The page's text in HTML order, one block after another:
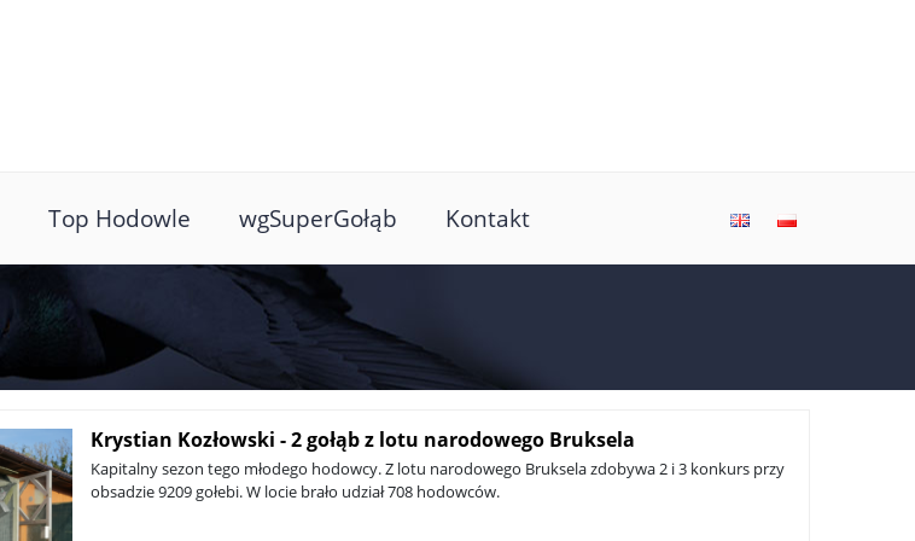
Top Hodowle wgSuperGołąb Kontakt
Krystian Kozłowski - 2 gołąb z lotu narodowego Bruksela
Kapitalny sezon tego młodego hodowcy. Z lotu narodowego Bruksela zdobywa 2 i 3 konkurs przy
obsadzie 9209 gołebi. W locie brało udział 708 hodowców.